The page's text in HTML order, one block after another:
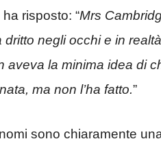
ha risposto: “Mrs
dritto negli occhi e in
aveva la minima idea di
ma non l’ha fatto.”
sono chiaramente